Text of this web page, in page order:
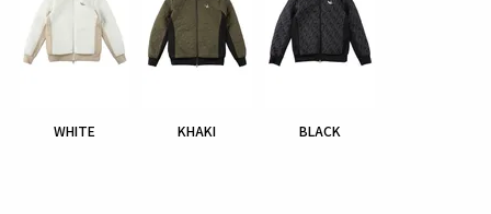
WHITE KHAKI BLACK